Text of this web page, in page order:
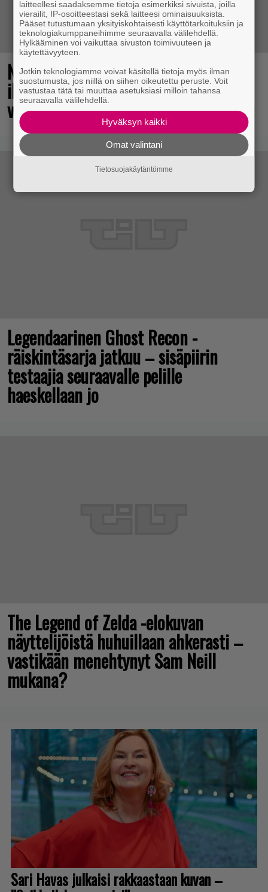
No johan pomppasi: 30 vuotta sitten
ilmestynyt klassikkoräiskintä sai
valtavasti lisää sisältöä
Legendaarinen Ghost Recon -
räiskintäsarja jatkuu – sisäpiirin
testaajia seuraavalle pelille
haeskellaan jo
The Legend of Zelda -elokuvan
näyttelijöistä huhuillaan ahkerasti –
vastikään menehtynyt Sam Neill
mukana?
laitteellesi saadaksemme tietoja esimerkiksi sivuista, joilla
vierailit, IP-osoitteestasi sekä laitteesi ominaisuuksista.
Pääset tutustumaan yksityiskohtaisesti käyttötarkoituksiin ja
teknologiakumppaneihimme seuraavalla välilehdellä.
Hylkääminen voi vaikuttaa sivuston toimivuuteen ja
käytettävyyteen.
Jotkin teknologiamme voivat käsitellä tietoja myös ilman
suostumusta, jos niillä on siihen oikeutettu peruste. Voit
vastustaa tätä tai muuttaa asetuksiasi milloin tahansa
seuraavalla välilehdellä.
Hyväksyn kaikki
Omat valintani
Tietosuojakäytäntömme